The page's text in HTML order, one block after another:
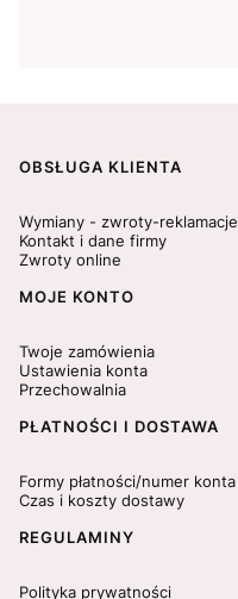
Linki w stopce
OBSŁUGA KLIENTA
Wymiany - zwroty-reklamacje
Kontakt i dane firmy
Zwroty online
MOJE KONTO
Twoje zamówienia
Ustawienia konta
Przechowalnia
PŁATNOŚCI I DOSTAWA
Formy płatności/numer konta
Czas i koszty dostawy
REGULAMINY
Polityka prywatności